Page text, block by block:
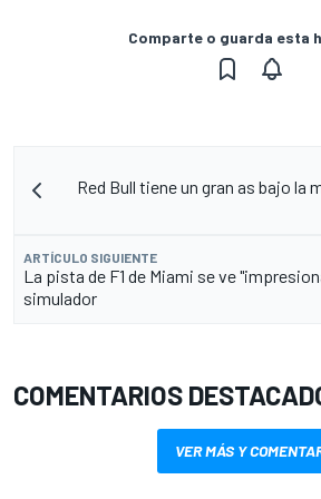
Comparte o guarda esta
Red Bull tiene un gran as bajo la
ARTÍCULO SIGUIENTE
La pista de F1 de Miami se ve
simulador
COMENTARIOS
VER MÁS Y